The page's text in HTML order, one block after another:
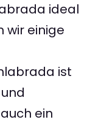
ideal
wir einige
ist
ein